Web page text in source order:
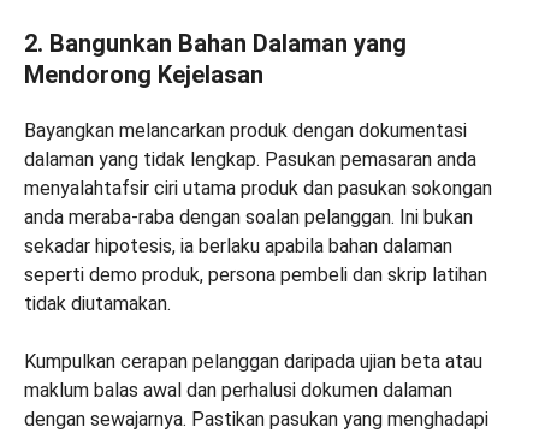
2. Bangunkan Bahan Dalaman yang
Mendorong Kejelasan
Bayangkan melancarkan produk dengan dokumentasi
dalaman yang tidak lengkap. Pasukan pemasaran anda
menyalahtafsir ciri utama produk dan pasukan sokongan
anda meraba-raba dengan soalan pelanggan. Ini bukan
sekadar hipotesis, ia berlaku apabila bahan dalaman
seperti demo produk, persona pembeli dan skrip latihan
tidak diutamakan.
Kumpulkan cerapan pelanggan daripada ujian beta atau
maklum balas awal dan perhalusi dokumen dalaman
dengan sewajarnya. Pastikan pasukan yang menghadapi